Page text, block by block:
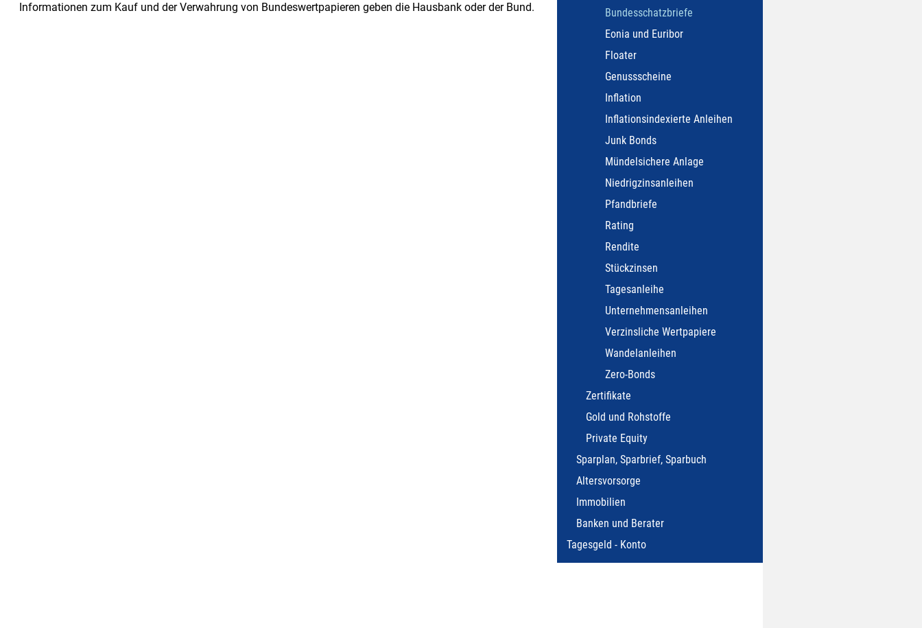
Informationen zum Kauf und der Verwahrung von Bundeswertpapieren geben die Hausbank oder der Bund.
Bundesschatzbriefe
Eonia und Euribor
Floater
Genussscheine
Inflation
Inflationsindexierte Anleihen
Junk Bonds
Mündelsichere Anlage
Niedrigzinsanleihen
Pfandbriefe
Rating
Rendite
Stückzinsen
Tagesanleihe
Unternehmensanleihen
Verzinsliche Wertpapiere
Wandelanleihen
Zero-Bonds
Zertifikate
Gold und Rohstoffe
Private Equity
Sparplan, Sparbrief, Sparbuch
Altersvorsorge
Immobilien
Banken und Berater
Tagesgeld - Konto